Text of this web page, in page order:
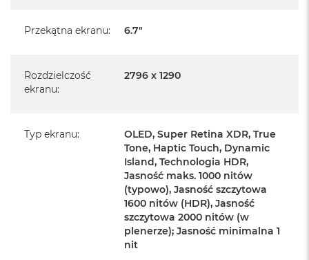
Język polski wybieramy przy pierwszym uruchomieniu
Zawartość zestawu:
Przewód USB-C do ładowania (1m)
Najważniejsze cechy:
Przekątna ekranu: 6.7"
Rozdzielczość
ekranu:
2796 x 1290
Typ ekranu:
OLED, Super Retina XDR, True
Tone, Haptic Touch, Dynamic
Island, Technologia HDR,
Jasność maks. 1000 nitów
(typowo), Jasność szczytowa
1600 nitów (HDR), Jasność
szczytowa 2000 nitów (w
plenerze); Jasność minimalna 1
nit